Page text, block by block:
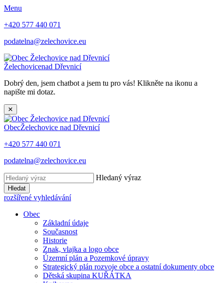
Menu
+420 577 440 071
podatelna@zelechovice.eu
Želechovicenad Dřevnicí
Dobrý den, jsem chatbot a jsem tu pro vás! Klikněte na ikonu a
napište mi dotaz.
✕
ObecŽelechovice nad Dřevnicí
+420 577 440 071
podatelna@zelechovice.eu
Hledaný výraz
Hledat
rozšířené vyhledávání
Obec
Základní údaje
Současnost
Historie
Znak, vlajka a logo obce
Územní plán a Pozemkové úpravy
Strategický plán rozvoje obce a ostatní dokumenty obce
Dětská skupina KUŘÁTKA